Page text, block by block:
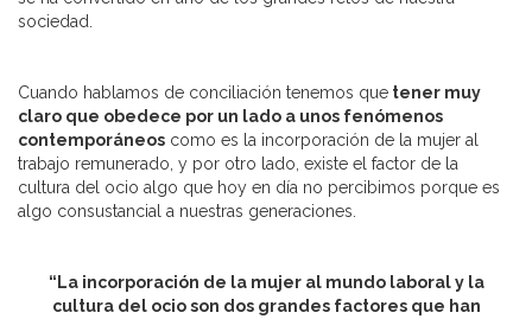
sociedad.
Cuando hablamos de conciliación tenemos que tener muy
claro que obedece por un lado a unos fenómenos
contemporáneos como es la incorporación de la mujer al
trabajo remunerado, y por otro lado, existe el factor de la
cultura del ocio algo que hoy en día no percibimos porque es
algo consustancial a nuestras generaciones.
“La incorporación de la mujer al mundo laboral y la
cultura del ocio son dos grandes factores que han